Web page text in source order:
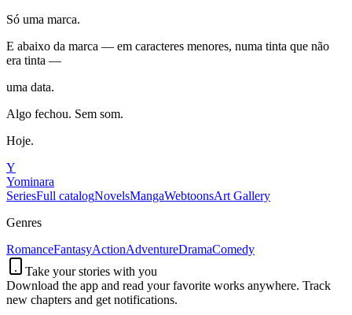
Só uma marca.
E abaixo da marca — em caracteres menores, numa tinta que não
era tinta —
uma data.
Algo fechou. Sem som.
Hoje.
Y
Yominara
SeriesFull catalogNovelsMangaWebtoonsArt Gallery
Genres
RomanceFantasyActionAdventureDramaComedy
Take your stories with you
Download the app and read your favorite works anywhere. Track
new chapters and get notifications.